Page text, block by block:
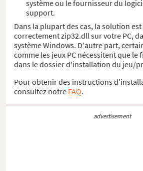
système ou le fournisseur du
support.
Dans la plupart des cas, la solution
correctement zip32.dll sur votre PC,
système Windows. D'autre part,
comme les jeux PC nécessitent que le
dans le dossier d'installation du jeu/
Pour obtenir des instructions
consultez notre FAQ.
advertisement